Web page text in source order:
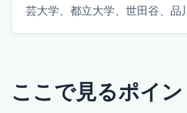
芸大学、都立大学、世田谷、品
ここで見るポイン